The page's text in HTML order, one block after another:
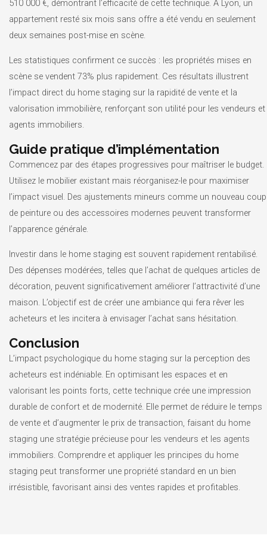
510 000 €, démontrant l’efficacité de cette technique. À Lyon, un
appartement resté six mois sans offre a été vendu en seulement
deux semaines post-mise en scène.
Les statistiques confirment ce succès : les propriétés mises en
scène se vendent 73% plus rapidement. Ces résultats illustrent
l’impact direct du home staging sur la rapidité de vente et la
valorisation immobilière, renforçant son utilité pour les vendeurs et
agents immobiliers.
Guide pratique d’implémentation
Commencez par des étapes progressives pour maîtriser le budget.
Utilisez le mobilier existant mais réorganisez-le pour maximiser
l’impact visuel. Des ajustements mineurs comme un nouveau coup
de peinture ou des accessoires modernes peuvent transformer
l’apparence générale.
Investir dans le home staging est souvent rapidement rentabilisé.
Des dépenses modérées, telles que l’achat de quelques articles de
décoration, peuvent significativement améliorer l’attractivité d’une
maison. L’objectif est de créer une ambiance qui fera rêver les
acheteurs et les incitera à envisager l’achat sans hésitation.
Conclusion
L’impact psychologique du home staging sur la perception des
acheteurs est indéniable. En optimisant les espaces et en
valorisant les points forts, cette technique crée une impression
durable de confort et de modernité. Elle permet de réduire le temps
de vente et d’augmenter le prix de transaction, faisant du home
staging une stratégie précieuse pour les vendeurs et les agents
immobiliers. Comprendre et appliquer les principes du home
staging peut transformer une propriété standard en un bien
irrésistible, favorisant ainsi des ventes rapides et profitables.